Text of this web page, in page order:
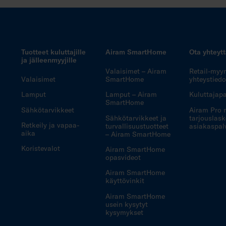
Tuotteet kuluttajille
ja jälleenmyyjille
Valaisimet
Lamput
Sähkötarvikkeet
Retkeily ja vapaa-
aika
Koristevalot
Airam SmartHome
Valaisimet – Airam
SmartHome
Lamput – Airam
SmartHome
Sähkötarvikkeet ja
turvallisuustuotteet
– Airam SmartHome
Airam SmartHome
opasvideot
Airam SmartHome
käyttövinkit
Airam SmartHome
usein kysytyt
kysymykset
Ota
Retail-
Airam Pro